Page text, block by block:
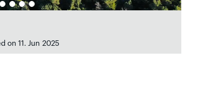
on 11. Jun 2025